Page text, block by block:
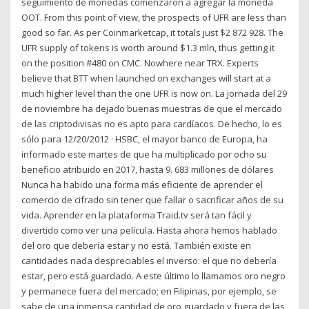
OOT. From this point of view, the prospects of UFR are less than
good so far. As per Coinmarketcap, it totals just $2 872 928. The
UFR supply of tokens is worth around $1.3 mln, thus getting it
on the position #480 on CMC. Nowhere near TRX. Experts
believe that BTT when launched on exchanges will start at a
much higher level than the one UFR is now on. La jornada del 29
de noviembre ha dejado buenas muestras de que el mercado
de las criptodivisas no es apto para cardíacos. De hecho, lo es
sólo para 12/20/2012 · HSBC, el mayor banco de Europa, ha
informado este martes de que ha multiplicado por ocho su
beneficio atribuido en 2017, hasta 9. 683 millones de dólares
Nunca ha habido una forma más eficiente de aprender el
comercio de cifrado sin tener que fallar o sacrificar años de su
vida. Aprender en la plataforma Traid.tv será tan fácil y
divertido como ver una película. Hasta ahora hemos hablado
del oro que debería estar y no está. También existe en
cantidades nada despreciables el inverso: el que no debería
estar, pero está guardado. A este último lo llamamos oro negro
y permanece fuera del mercado; en Filipinas, por ejemplo, se